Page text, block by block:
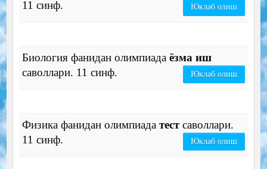
11 синф. Юклаб олиш
Биология фанидан олимпиада ёзма иш
саволлари. 11 синф.
Юклаб олиш
Физика фанидан олимпиада тестсаволлари.
11 синф.
Юклаб олиш